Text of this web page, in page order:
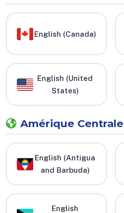
English (Canada)
English (United
States)
Amérique
English (Antigua
and Barbuda)
English